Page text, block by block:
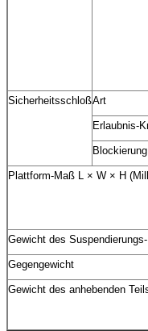
SicherheitsschloßArt
Erlaubnis-
Plattform-Maß L × W × H
Gewicht des
Gegengewicht
Gewicht des anhebenden